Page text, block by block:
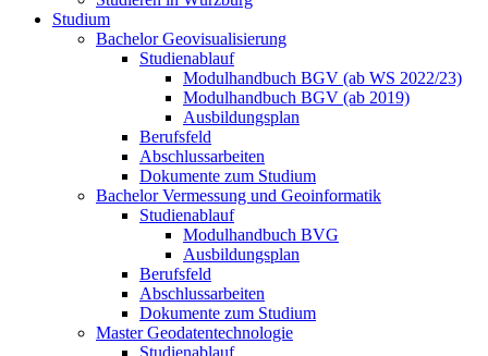
Studium
Bachelor Geovisualisierung
Studienablauf
Modulhandbuch BGV (ab WS 2022/23)
Modulhandbuch BGV (ab 2019)
Ausbildungsplan
Berufsfeld
Abschlussarbeiten
Dokumente zum Studium
Bachelor Vermessung und Geoinformatik
Studienablauf
Modulhandbuch BVG
Ausbildungsplan
Berufsfeld
Abschlussarbeiten
Dokumente zum Studium
Master Geodatentechnologie
Studienablauf